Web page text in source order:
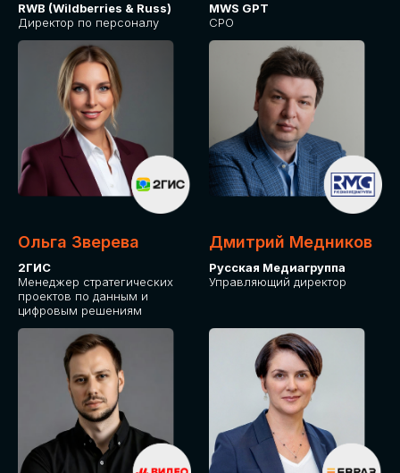
RWB (Wildberries & Russ)
Директор по персоналу
MWS GPT
CPO
Ольга Зверева
2ГИС
Менеджер стратегических
проектов по данным и
цифровым решениям
Дмитрий Медников
Русская Медиагруппа
Управляющий директор